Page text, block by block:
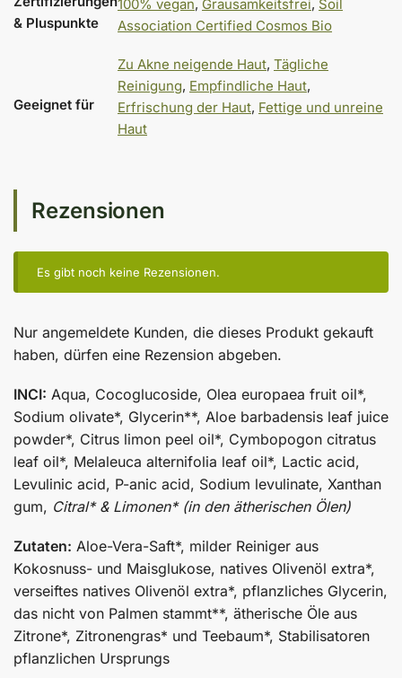
& Pluspunkte
100% vegan, Grausamkeitsfrei, Soil
Association Certified Cosmos Bio
Geeignet für
Zu Akne neigende Haut, Tägliche
Reinigung, Empfindliche Haut,
Erfrischung der Haut, Fettige und unreine
Haut
Rezensionen
Es gibt noch keine Rezensionen.
Nur angemeldete Kunden, die dieses Produkt gekauft
haben, dürfen eine Rezension abgeben.
INCI: Aqua, Cocoglucoside, Olea europaea fruit oil*,
Sodium olivate*, Glycerin**, Aloe barbadensis leaf juice
powder*, Citrus limon peel oil*, Cymbopogon citratus
leaf oil*, Melaleuca alternifolia leaf oil*, Lactic acid,
Levulinic acid, P-anic acid, Sodium levulinate, Xanthan
gum, Citral* & Limonen* (in den ätherischen Ölen)
Zutaten: Aloe-Vera-Saft*, milder Reiniger aus
Kokosnuss- und Maisglukose, natives Olivenöl extra*,
verseiftes natives Olivenöl extra*, pflanzliches Glycerin,
das nicht von Palmen stammt**, ätherische Öle aus
Zitrone*, Zitronengras* und Teebaum*, Stabilisatoren
pflanzlichen Ursprungs